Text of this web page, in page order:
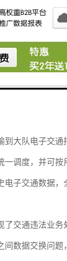
否。而显示平
个子系统，
构进行合理
频图像经视
大队电子交
调度，并可
子交通数据
交通违法业务
数据交换问